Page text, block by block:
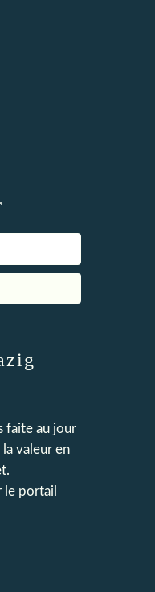
faite au jour
valeur en
le portail